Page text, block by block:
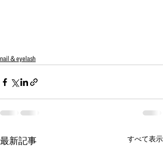
nail＆eyelash
最新記事 すべて表示